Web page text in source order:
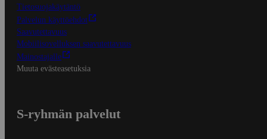
Tietosuojakäytäntö
Palvelun käyttöehdot
Saavutettavuus
Mobiilisovelluksen saavutettavuus
Mainostajalle
Muuta evästeasetuksia
S-ryhmän palvelut